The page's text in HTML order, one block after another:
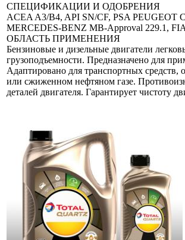
СПЕЦИФИКАЦИИ И ОДОБРЕНИЯ
ACEA A3/B4, API SN/CF, PSA PEUGEOT
MERCEDES-BENZ MB-Approval 229.1,
ОБЛАСТЬ ПРИМЕНЕНИЯ
Бензиновые и дизельные двигатели
грузоподъемности. Предназначено для
Адаптировано для транспортных
или сжиженном нефтяном газе.
деталей двигателя. Гарантирует чистоту